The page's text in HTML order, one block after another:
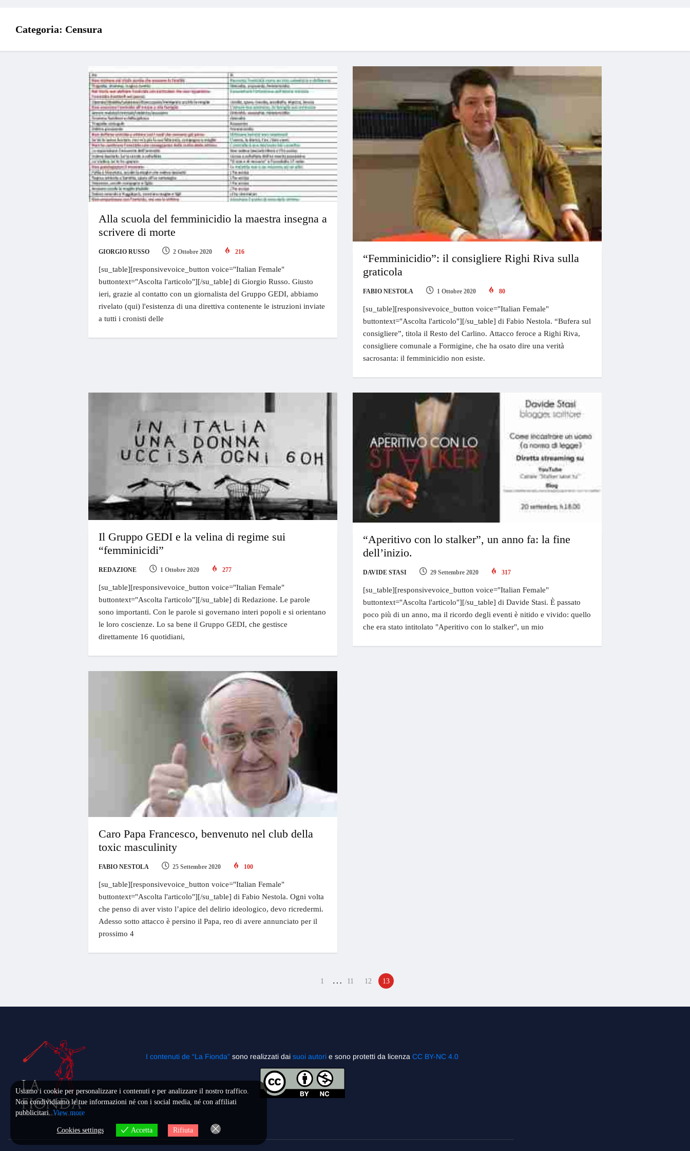
Categoria: Censura
Alla scuola del femminicidio la maestra insegna a
scrivere di morte
GIORGIO RUSSO 2 Ottobre 2020 216
[su_table][responsivevoice_button voice="Italian Female"
buttontext="Ascolta l'articolo"][/su_table] di Giorgio Russo. Giusto
ieri, grazie al contatto con un giornalista del Gruppo GEDI, abbiamo
rivelato (qui) l'esistenza di una direttiva contenente le istruzioni inviate
a tutti i cronisti delle
“Femminicidio”: il consigliere Righi Riva sulla
graticola
FABIO NESTOLA 1 Ottobre 2020 80
[su_table][responsivevoice_button voice="Italian Female"
buttontext="Ascolta l'articolo"][/su_table] di Fabio Nestola. “Bufera sul
consigliere”, titola il Resto del Carlino. Attacco feroce a Righi Riva,
consigliere comunale a Formigine, che ha osato dire una verità
sacrosanta: il femminicidio non esiste.
Il Gruppo GEDI e la velina di regime sui
“femminicidi”
REDAZIONE 1 Ottobre 2020 277
[su_table][responsivevoice_button voice="Italian Female"
buttontext="Ascolta l'articolo"][/su_table] di Redazione. Le parole
sono importanti. Con le parole si governano interi popoli e si orientano
le loro coscienze. Lo sa bene il Gruppo GEDI, che gestisce
direttamente 16 quotidiani,
“Aperitivo con lo stalker”, un anno fa: la fine
dell’inizio.
DAVIDE STASI 29 Settembre 2020 317
[su_table][responsivevoice_button voice="Italian Female"
buttontext="Ascolta l'articolo"][/su_table] di Davide Stasi. È passato
poco più di un anno, ma il ricordo degli eventi è nitido e vivido: quello
che era stato intitolato "Aperitivo con lo stalker", un mio
Caro Papa Francesco, benvenuto nel club della
toxic masculinity
FABIO NESTOLA 25 Settembre 2020 100
[su_table][responsivevoice_button voice="Italian Female"
buttontext="Ascolta l'articolo"][/su_table] di Fabio Nestola. Ogni volta
che penso di aver visto l’apice del delirio ideologico, devo ricredermi.
Adesso sotto attacco è persino il Papa, reo di avere annunciato per il
prossimo 4
1 … 11 12 13
I contenuti de “La Fionda” sono realizzati daisuoi autorie sono protetti da licenzaCC BY-NC 4.0
Usiamo i cookie per personalizzare i contenuti e per analizzare il nostro traffico.
Non condividiamo le tue informazioni né con i social media, né con affiliati
pubblicitari.View more
Cookies settings Accetta Rifiuta